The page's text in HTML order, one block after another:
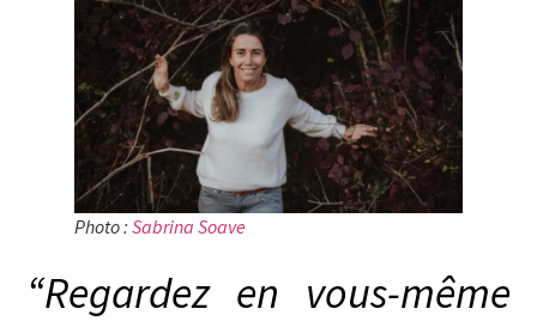
Photo :Sabrina Soave
“Regardez en vous-même